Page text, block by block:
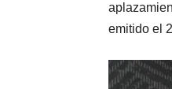
emitido el